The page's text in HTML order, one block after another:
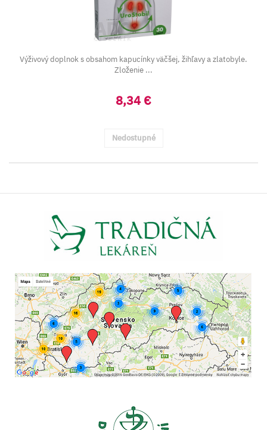
Výživový doplnok s obsahom kapucínky väčšej, žihľavy a zlatobyle.
Zloženie ...
8,34 €
Nedostupné